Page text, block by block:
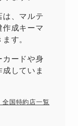
、マルテ
作成キーマ
す。
ードや身
していま
国特約店一覧